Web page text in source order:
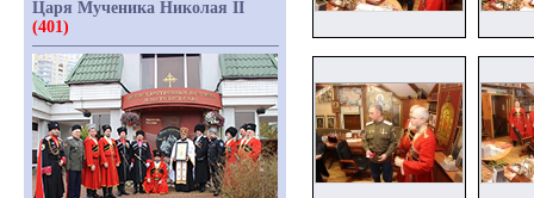
Царя Мученика Николая II
(401)